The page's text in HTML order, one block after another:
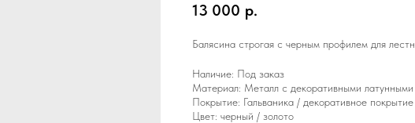
13 000 р.
Балясина строгая с черным профилем для
Наличие: Под заказ
Материал: Металл с декоративными
Покрытие: Гальваника / декоративное покрытие
Цвет: черный / золото